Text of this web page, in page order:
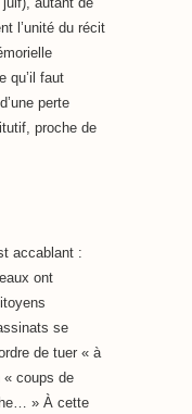
l’unité du récit
qu’il faut
perte
proche de
accablant :
ont
se
de tuer « à
« coups de
» À cette